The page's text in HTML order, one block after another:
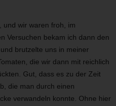
und wir waren froh, im
Versuchen bekam ich dann den
brutzelte uns in meiner
die wir dann mit reichlich
Gut, dass es zu der Zeit
die man durch einen
verwandeln konnte. Ohne hier